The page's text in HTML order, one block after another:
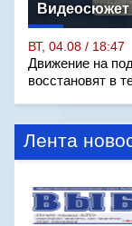
Видеосюжет
ВТ, 04.08 / 18:47
Движение на
восстановят в
Лента